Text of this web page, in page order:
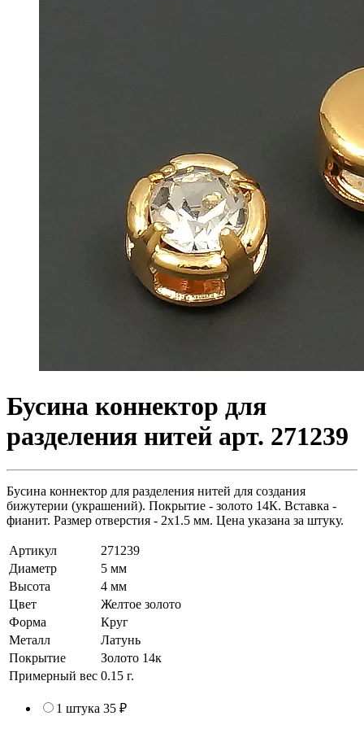
Бусина коннектор для
разделения нитей арт. 271239
Бусина коннектор для разделения нитей для создания
бижутерии (украшений). Покрытие - золото 14К. Вставка -
фианит. Размер отверстия - 2х1.5 мм. Цена указана за штуку.
Артикул
271239
Диаметр
5 мм
Высота
4 мм
Цвет
Желтое золото
Форма
Круг
Металл
Латунь
Покрытие
Золото 14к
Примерный вес 0.15 г.
1 штука 35 ₽